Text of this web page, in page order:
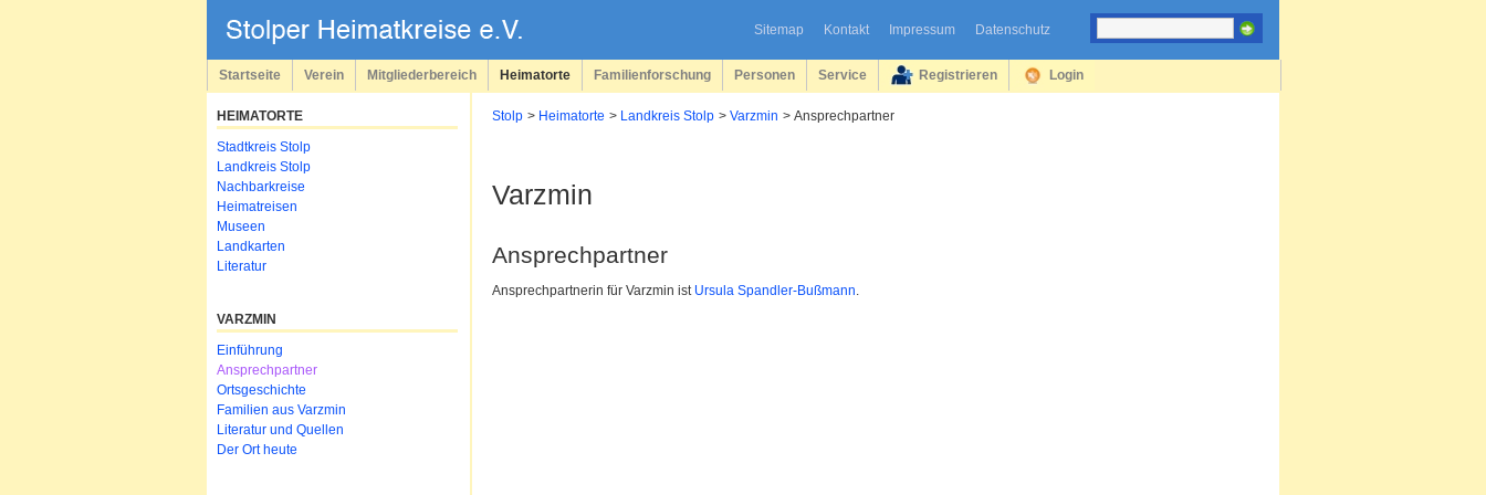
Sitemap Kontakt Impressum Datenschutz
überspringen
Startseite Verein Mitgliederbereich Heimatorte Familienforschung Personen Service Registrieren Login
Stolp Heimatorte Landkreis Stolp Varzmin Ansprechpartner
Varzmin
Ansprechpartner
Ansprechpartnerin für Varzmin ist Ursula Spandler-Bußmann.
HEIMATORTE
Navigation
überspringen
Stadtkreis Stolp
Landkreis Stolp
Nachbarkreise
Heimatreisen
Museen
Landkarten
Literatur
VARZMIN
Navigation
überspringen
Einführung
Ansprechpartner
Ortsgeschichte
Familien aus Varzmin
Literatur und Quellen
Der Ort heute